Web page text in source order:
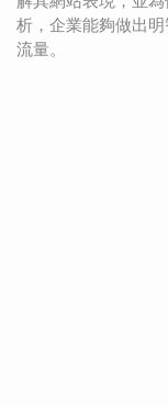
析，企業能夠做出
流量。